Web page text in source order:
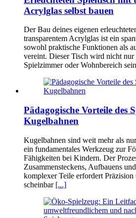
Acrylglas selbst bauen
Der Bau deines eigenen
transparentem Acrylglas ist ein
sowohl praktische Funktionen als
vereint. Dieser Tisch wird nicht
Spielzimmer oder Wohnbereich
Pädagogische Vorteile des
Kugelbahnen
Kugelbahnen sind weit mehr als
ein fundamentales Werkzeug zur
Fähigkeiten bei Kindern. Der
Zusammensteckens, Aufbauens
komplexer Teile erfordert
scheinbar [...]